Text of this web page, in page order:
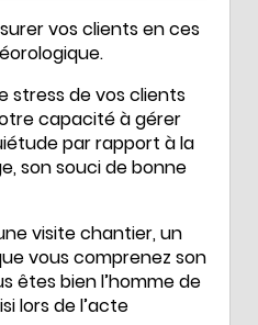
vos clients en ces
stress de vos clients
capacité à gérer
par rapport à la
son souci de bonne
visite chantier, un
vous comprenez son
êtes bien l’homme de
lors de l’acte